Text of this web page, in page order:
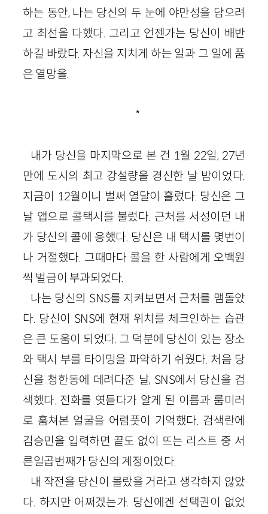
하는 동안, 나는 당신의 두 눈에 야만성을 담으려
고 최선을 다했다. 그리고 언젠가는 당신이 배반
하길 바랐다. 자신을 지치게 하는 일과 그 일에 품
은 열망을.
*
내가 당신을 마지막으로 본 건 1월 22일, 27년
만에 도시의 최고 강설량을 경신한 날 밤이었다.
지금이 12월이니 벌써 열달이 흘렀다. 당신은 그
날 앱으로 콜택시를 불렀다. 근처를 서성이던 내
가 당신의 콜에 응했다. 당신은 내 택시를 몇번이
나 거절했다. 그때마다 콜을 한 사람에게 오백원
씩 벌금이 부과되었다.
나는 당신의 SNS를 지켜보면서 근처를 맴돌았
다. 당신이 SNS에 현재 위치를 체크인하는 습관
은 큰 도움이 되었다. 그 덕분에 당신이 있는 장소
와 택시 부를 타이밍을 파악하기 쉬웠다. 처음 당
신을 청한동에 데려다준 날, SNS에서 당신을 검
색했다. 전화를 엿듣다가 알게 된 이름과 룸미러
로 훔쳐본 얼굴을 어렴풋이 기억했다. 검색란에
김승민을 입력하면 끝도 없이 뜨는 리스트 중 서
른일곱번째가 당신의 계정이었다.
내 작전을 당신이 몰랐을 거라고 생각하지 않았
다. 하지만 어쩌겠는가. 당신에겐 선택권이 없었